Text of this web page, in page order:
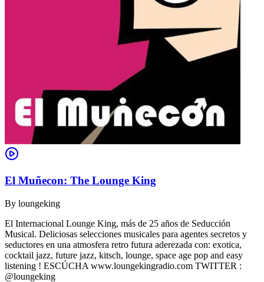
El Muñecon: The Lounge King
By loungeking
El Internacional Lounge King, más de 25 años de Seducción
Musical. Deliciosas selecciones musicales para agentes secretos y
seductores en una atmosfera retro futura aderezada con: exotica,
cocktail jazz, future jazz, kitsch, lounge, space age pop and easy
listening ! ESCÚCHA www.loungekingradio.com TWITTER :
@loungeking